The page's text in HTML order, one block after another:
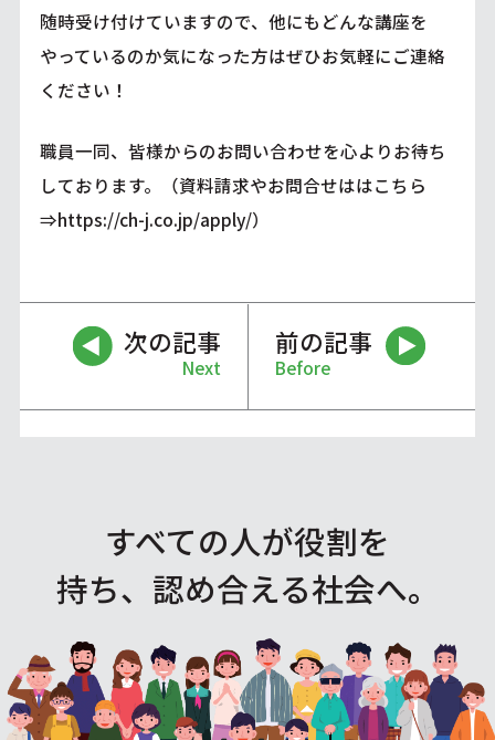
随時受け付けていますので、他にもどんな講座を
やっているのか気になった方はぜひお気軽にご連絡
ください！
職員一同、皆様からのお問い合わせを心よりお待ち
しております。（資料請求やお問合せははこちら
⇒https://ch-j.co.jp/apply/）
次の記事
Next
前の記事
Before
すべての人が役割を
持ち、認め合える社会へ。